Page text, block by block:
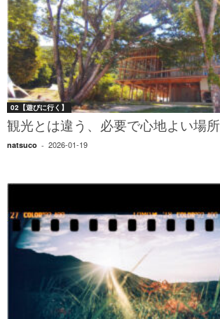
02【遊びに行く】
観光とは違う、必要で心地よい場所
natsuco - 2026-01-19